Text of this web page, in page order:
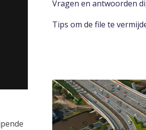
Vragen en antwoorden
Tips om de file te